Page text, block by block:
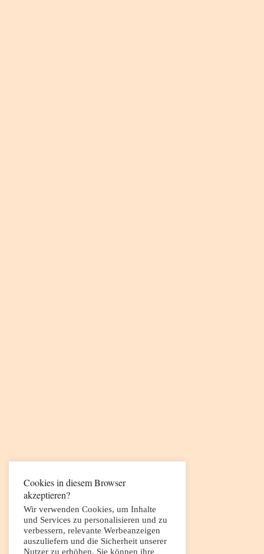
Cookies in diesem Browser
akzeptieren?
Wir verwenden Cookies, um Inhalte
und Services zu personalisieren und zu
verbessern, relevante Werbeanzeigen
auszuliefern und die Sicherheit unserer
Nutzer zu erhöhen. Sie können ihre